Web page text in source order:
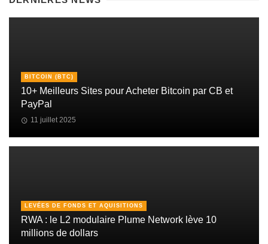
BITCOIN (BTC)
10+ Meilleurs Sites pour Acheter Bitcoin par CB et
PayPal
11 juillet 2025
LEVÉES DE FONDS ET AQUISITIONS
RWA : le L2 modulaire Plume Network lève 10
millions de dollars